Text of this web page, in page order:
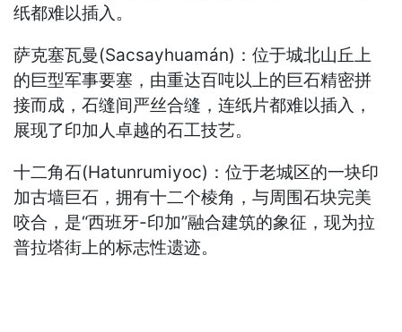
纸都难以插入。
萨克塞瓦曼(Sacsayhuamán)‌：位于城北山丘上
的巨型军事要塞，由重达百吨以上的巨石精密拼
接而成，石缝间严丝合缝，连纸片都难以插入，
展现了印加人卓越的石工技艺。
十二角石(Hatunrumiyoc)‌：位于老城区的一块印
加古墙巨石，拥有‌十二个棱角‌，与周围石块完美
咬合，是“西班牙-印加”融合建筑的象征，现为拉
普拉塔街上的标志性遗迹。